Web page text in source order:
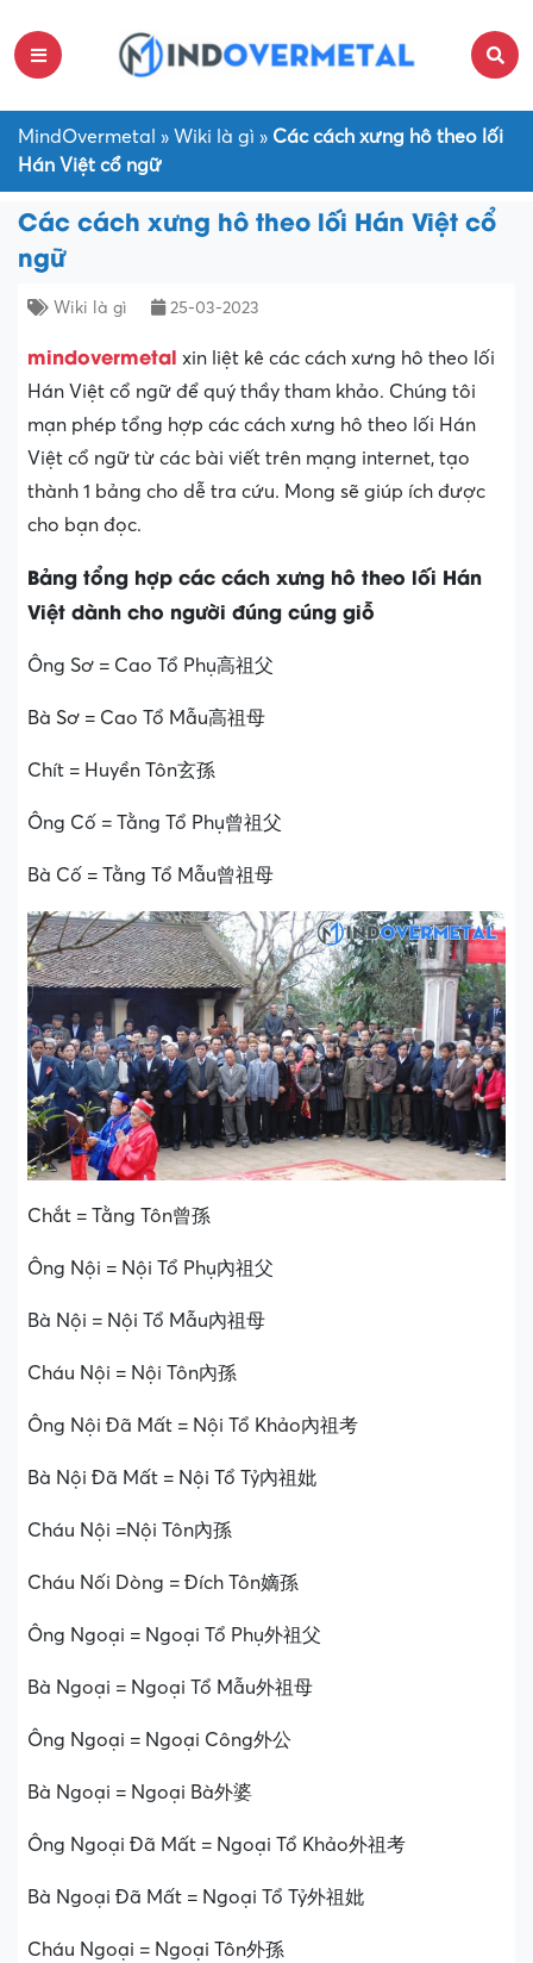
MindOvermetal » Wiki là gì » Các cách xưng hô theo lối
Hán Việt cổ ngữ
Các cách xưng hô theo lối Hán Việt cổ
ngữ
Wiki là gì 25-03-2023
mindovermetal xin liệt kê các cách xưng hô theo lối
Hán Việt cổ ngữ để quý thầy tham khảo. Chúng tôi
mạn phép tổng hợp các cách xưng hô theo lối Hán
Việt cổ ngữ từ các bài viết trên mạng internet, tạo
thành 1 bảng cho dễ tra cứu. Mong sẽ giúp ích được
cho bạn đọc.
Bảng tổng hợp các cách xưng hô theo lối Hán
Việt dành cho người đúng cúng giỗ
Ông Sơ = Cao Tổ Phụ高祖父
Bà Sơ = Cao Tổ Mẫu高祖母
Chít = Huyền Tôn玄孫
Ông Cố = Tằng Tổ Phụ曾祖父
Bà Cố = Tằng Tổ Mẫu曾祖母
Chắt = Tằng Tôn曾孫
Ông Nội = Nội Tổ Phụ內祖父
Bà Nội = Nội Tổ Mẫu內祖母
Cháu Nội = Nội Tôn內孫
Ông Nội Đã Mất = Nội Tổ Khảo內祖考
Bà Nội Đã Mất = Nội Tổ Tỷ內祖妣
Cháu Nội =Nội Tôn內孫
Cháu Nối Dòng = Đích Tôn嫡孫
Ông Ngoại = Ngoại Tổ Phụ外祖父
Bà Ngoại = Ngoại Tổ Mẫu外祖母
Ông Ngoại = Ngoại Công外公
Bà Ngoại = Ngoại Bà外婆
Ông Ngoại Đã Mất = Ngoại Tổ Khảo外祖考
Bà Ngoại Đã Mất = Ngoại Tổ Tỷ外祖妣
Cháu Ngoại = Ngoại Tôn外孫